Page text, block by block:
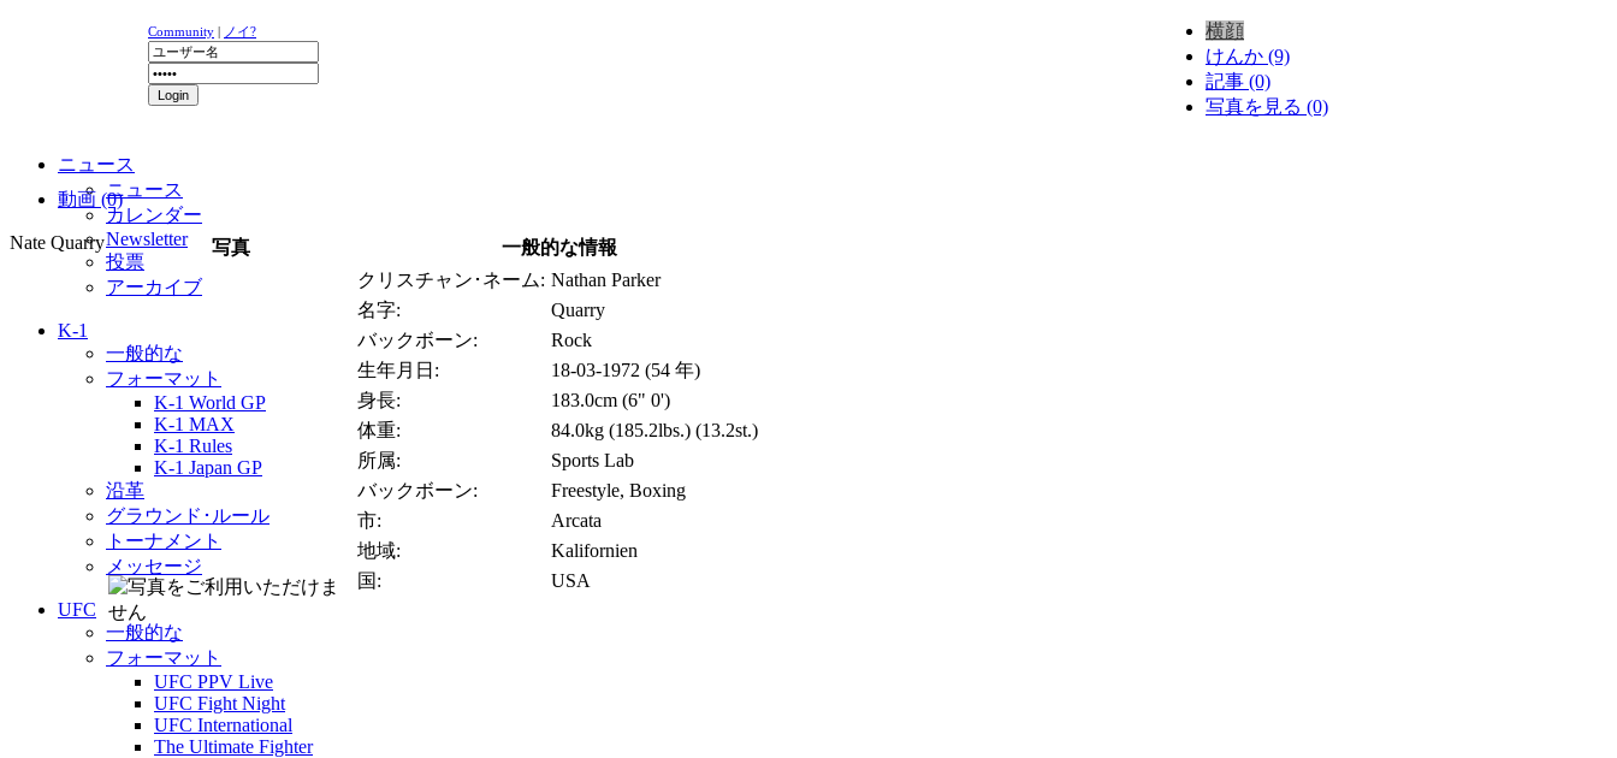
Community | ノイ?
ニュース
ニュース
カレンダー
Newsletter
投票
アーカイブ
K-1
一般的な
フォーマット
K-1 World GP
K-1 MAX
K-1 Rules
K-1 Japan GP
沿革
グラウンド･ルール
トーナメント
メッセージ
UFC
一般的な
フォーマット
UFC PPV Live
UFC Fight Night
UFC International
The Ultimate Fighter
横顔
けんか (9)
記事 (0)
写真を見る (0)
動画 (0)
Nate Quarry 写真
一般的な情報
クリスチャン･ネーム: Nathan Parker
名字:
Quarry
バックボーン:
Rock
生年月日:
18-03-1972 (54 年)
身長:
183.0cm (6" 0')
体重:
84.0kg (185.2lbs.) (13.2st.)
所属:
Sports Lab
バックボーン:
Freestyle, Boxing
市:
Arcata
地域:
Kalifornien
国:
USA